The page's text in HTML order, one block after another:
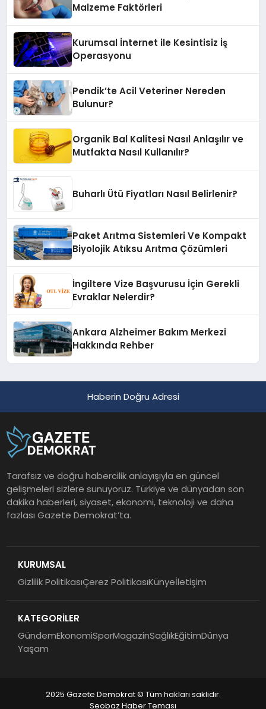
Malzeme Faktörleri
Kurumsal İnternet ile Kesintisiz İş
Operasyonu
Pendik’te Acil Veteriner Nereden
Bulunur?
Organik Bal Kalitesi Nasıl Anlaşılır ve
Mutfakta Nasıl Kullanılır?
Buharlı Ütü Fiyatları Nasıl Belirlenir?
Paket Arıtma Sistemleri Ve Kompakt
Biyolojik Atıksu Arıtma Çözümleri
İngiltere Vize Başvurusu İçin Gerekli
Evraklar Nelerdir?
Ankara Alzheimer Bakım Merkezi
Hakkında Rehber
Haberin Doğru Adresi
Tarafsız ve doğru habercilik anlayışıyla en güncel
gelişmeleri sizlere sunuyoruz. Türkiye ve dünyadan son
dakika haberleri, siyaset, ekonomi, teknoloji ve daha
fazlası Gazete Demokrat’ta.
KURUMSAL
Gizlilik PolitikasıÇerez PolitikasıKünyeİletişim
KATEGORİLER
GündemEkonomiSporMagazinSağlıkEğitimDünya
Yaşam
2025 Gazete Demokrat © Tüm hakları saklıdır.
Seobaz Haber Teması